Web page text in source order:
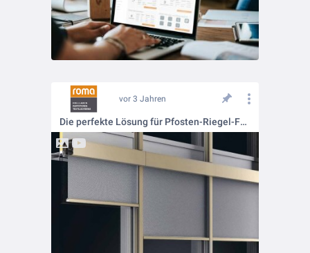
vor 3 Jahren
Die perfekte Lösung für Pfosten-Riegel-Fassaden: zipSCREEN F50